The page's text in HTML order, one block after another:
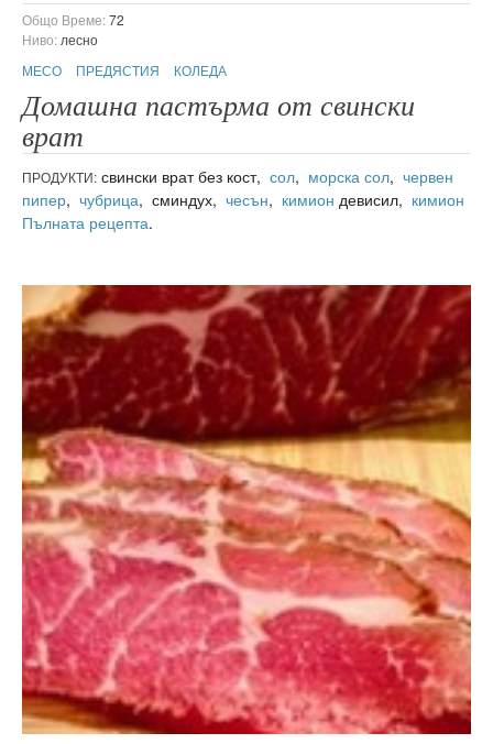
Общо Време:72
Ниво: лесно
МЕСО
ПРЕДЯСТИЯ КОЛЕДА
Домашна пастърма от свински
врат
ПРОДУКТИ: свински врат без кост, сол, морска сол, червен
пипер, чубрица, сминдух, чесън, кимион девисил, кимион
Пълната рецепта.